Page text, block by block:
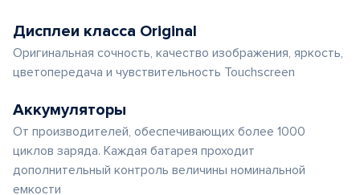
Дисплеи класса Original
Оригинальная сочность, качество изображения, яркость,
цветопередача и чувствительность Touchscreen
Аккумуляторы
От производителей, обеспечивающих более 1000
циклов заряда. Каждая батарея проходит
дополнительный контроль величины номинальной
емкости